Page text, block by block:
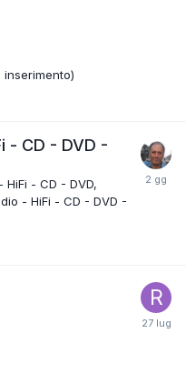
- CD - DVD -
- CD - DVD
- HiFi - CD - DVD -